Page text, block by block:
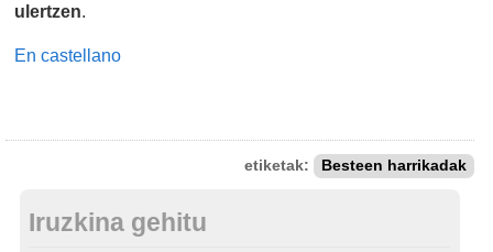
ulertzen.
En castellano
etiketak: Besteen harrikadak
Iruzkina gehitu